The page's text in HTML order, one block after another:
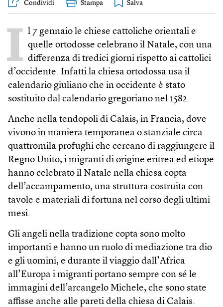
Condividi Stampa
I l 7 gennaio le chiese cattoliche orientali e
quelle ortodosse celebrano il Natale, con una
differenza di tredici giorni rispetto ai cattolici
d’occidente. Infatti la chiesa ortodossa usa il
calendario giuliano che in occidente è stato
sostituito dal calendario gregoriano nel 1582.
Anche nella tendopoli di Calais, in Francia, dove
vivono in maniera temporanea o stanziale circa
quattromila profughi che cercano di raggiungere il
Regno Unito, i migranti di origine eritrea ed etiope
hanno celebrato il Natale nella chiesa copta
dell’accampamento, una struttura costruita con
tavole e materiali di fortuna nel corso degli ultimi
mesi.
Gli angeli nella tradizione copta sono molto
importanti e hanno un ruolo di mediazione tra dio
e gli uomini, e durante il viaggio dall’Africa
all’Europa i migranti portano sempre con sé le
immagini dell’arcangelo Michele, che sono state
affisse anche alle pareti della chiesa di Calais.